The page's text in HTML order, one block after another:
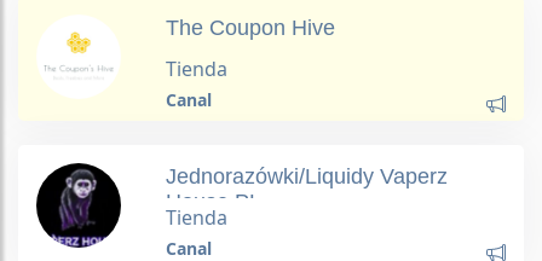
The Coupon Hive
Tienda
Canal
Jednorazówki/Liquidy Vaperz
House PL
Tienda
Canal